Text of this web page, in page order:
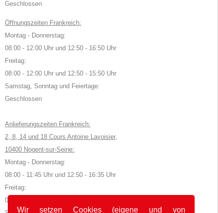
Wir setzen Cookies (eigene und von
Geschlossen
Öffnungszeiten Frankreich:
Montag - Donnerstag:
08:00 - 12:00 Uhr und 12:50 - 16:50 Uhr
Freitag:
08:00 - 12:00 Uhr und 12:50 - 15:50 Uhr
Samstag, Sonntag und Feiertage:
Geschlossen
Anlieferungszeiten Frankreich:
2, 8, 14 und 18 Cours Antoine Lavoisier,
10400 Nogent-sur-Seine:
Montag - Donnerstag:
08:00 - 11:45 Uhr und 12:50 - 16:35 Uhr
Freitag:
08:00 - 11:45 Uhr und 12:50 - 15:35 Uhr